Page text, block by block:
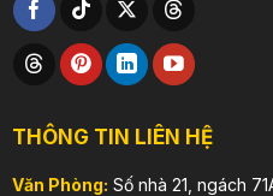
THÔNG TIN LIÊN HỆ
Văn Phòng: Số nhà 21, ngách